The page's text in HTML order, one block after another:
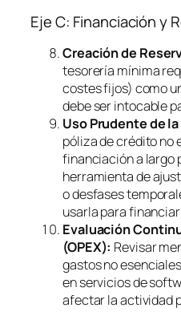
Eje C: Financiación y
Creación de
tesorería mínima
costes fijos) como
debe ser intocable
Uso Prudente de
póliza de crédito no
financiación a largo
herramienta de
o desfases
usarla para
Evaluación
(OPEX): Revisar
gastos no
en servicios de
afectar la actividad